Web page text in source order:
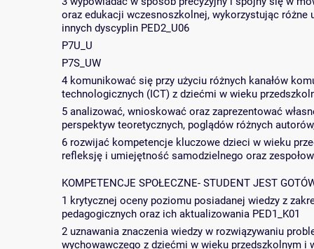
oraz edukacji wczesnoszkolnej, wykorzystując
innych dyscyplin PED2_U06
P7U_U
P7S_UW
4 komunikować się przy użyciu różnych kanałów
technologicznych (ICT) z dziećmi w wieku
5 analizować, wnioskować oraz zaprezentować
perspektyw teoretycznych, poglądów różnych
6 rozwijać kompetencje kluczowe dzieci w wieku
refleksję i umiejętność samodzielnego oraz
KOMPETENCJE SPOŁECZNE- STUDENT JEST
1 krytycznej oceny poziomu posiadanej wiedzy z
pedagogicznych oraz ich aktualizowania PED1_K01
2 uznawania znaczenia wiedzy w rozwiązywaniu
wychowawczego z dziećmi w wieku przedszkolnym i